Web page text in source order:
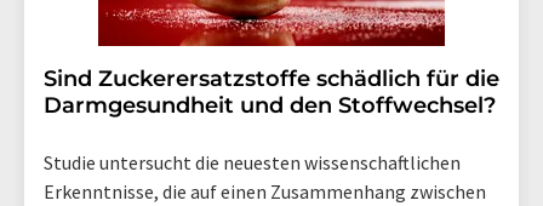
Sind Zuckerersatzstoffe schädlich für die
Darmgesundheit und den Stoffwechsel?
Studie untersucht die neuesten wissenschaftlichen
Erkenntnisse, die auf einen Zusammenhang zwischen